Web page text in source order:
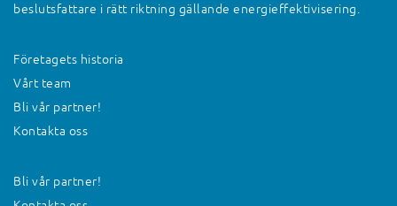
beslutsfattare i rätt riktning gällande energieffektivisering.
Företagets historia
Vårt team
Bli vår partner!
Kontakta oss
Bli vår partner!